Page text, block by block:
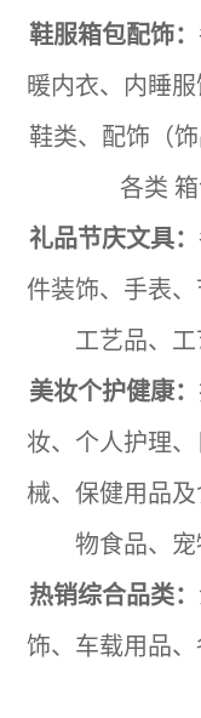
鞋服箱包配饰：
暖内衣、内睡
鞋类、配饰（
各类
礼品节庆文具：
件装饰、手表、
工艺品、
美妆个护健康：
妆、个人护理、
械、保健用品
物食品、
热销综合品类：
饰、车载用品